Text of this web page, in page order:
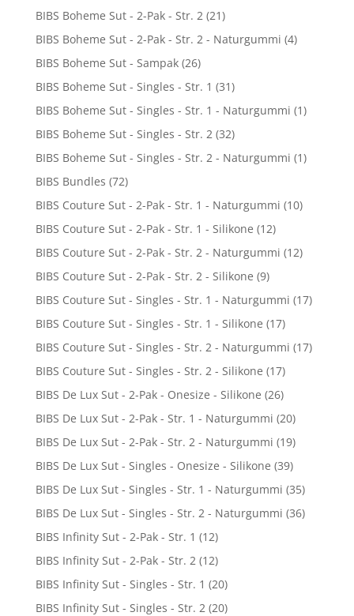
BIBS Boheme Sut - 2-Pak - Str. 2 (21)
BIBS Boheme Sut - 2-Pak - Str. 2 - Naturgummi (4)
BIBS Boheme Sut - Sampak (26)
BIBS Boheme Sut - Singles - Str. 1 (31)
BIBS Boheme Sut - Singles - Str. 1 - Naturgummi (1)
BIBS Boheme Sut - Singles - Str. 2 (32)
BIBS Boheme Sut - Singles - Str. 2 - Naturgummi (1)
BIBS Bundles (72)
BIBS Couture Sut - 2-Pak - Str. 1 - Naturgummi (10)
BIBS Couture Sut - 2-Pak - Str. 1 - Silikone (12)
BIBS Couture Sut - 2-Pak - Str. 2 - Naturgummi (12)
BIBS Couture Sut - 2-Pak - Str. 2 - Silikone (9)
BIBS Couture Sut - Singles - Str. 1 - Naturgummi (17)
BIBS Couture Sut - Singles - Str. 1 - Silikone (17)
BIBS Couture Sut - Singles - Str. 2 - Naturgummi (17)
BIBS Couture Sut - Singles - Str. 2 - Silikone (17)
BIBS De Lux Sut - 2-Pak - Onesize - Silikone (26)
BIBS De Lux Sut - 2-Pak - Str. 1 - Naturgummi (20)
BIBS De Lux Sut - 2-Pak - Str. 2 - Naturgummi (19)
BIBS De Lux Sut - Singles - Onesize - Silikone (39)
BIBS De Lux Sut - Singles - Str. 1 - Naturgummi (35)
BIBS De Lux Sut - Singles - Str. 2 - Naturgummi (36)
BIBS Infinity Sut - 2-Pak - Str. 1 (12)
BIBS Infinity Sut - 2-Pak - Str. 2 (12)
BIBS Infinity Sut - Singles - Str. 1 (20)
BIBS Infinity Sut - Singles - Str. 2 (20)